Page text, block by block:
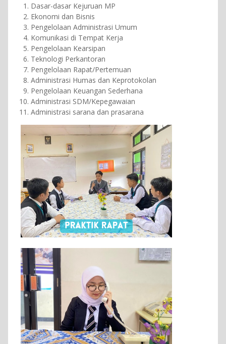
Dasar-dasar Kejuruan MP
Ekonomi dan Bisnis
Pengelolaan Administrasi Umum
Komunikasi di Tempat Kerja
Pengelolaan Kearsipan
Teknologi Perkantoran
Pengelolaan Rapat/Pertemuan
Administrasi Humas dan Keprotokolan
Pengelolaan Keuangan Sederhana
Administrasi SDM/Kepegawaian
Administrasi sarana dan prasarana